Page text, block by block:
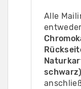
Alle
schwarz)